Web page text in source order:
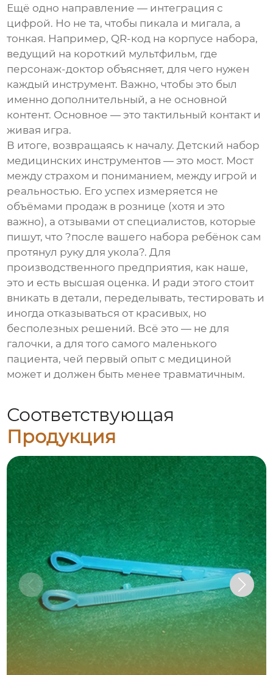
Ещё одно направление — интеграция с
цифрой. Но не та, чтобы пикала и мигала, а
тонкая. Например, QR-код на корпусе набора,
ведущий на короткий мультфильм, где
персонаж-доктор объясняет, для чего нужен
каждый инструмент. Важно, чтобы это был
именно дополнительный, а не основной
контент. Основное — это тактильный контакт и
живая игра.
В итоге, возвращаясь к началу.Детский набор
медицинских инструментов — это мост. Мост
между страхом и пониманием, между игрой и
реальностью. Его успех измеряется не
объёмами продаж в рознице (хотя и это
важно), а отзывами от специалистов, которые
пишут, что ?после вашего набора ребёнок сам
протянул руку для укола?. Для
производственного предприятия, как наше,
это и есть высшая оценка. И ради этого стоит
вникать в детали, переделывать, тестировать и
иногда отказываться от красивых, но
бесполезных решений. Всё это — не для
галочки, а для того самого маленького
пациента, чей первый опыт с медициной
может и должен быть менее травматичным.
Соответствующая
Продукция